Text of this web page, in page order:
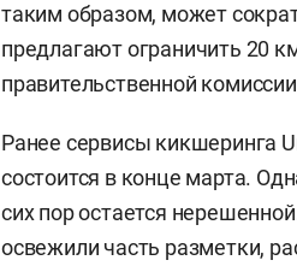
таким образом, может
предлагают ограничить 20
правительственной
Ранее сервисы кикшеринга
состоится в конце марта.
сих пор остается
освежили часть разметки,